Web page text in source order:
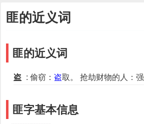
匪的近义词
匪的近义词
盗 : 偷窃： 盗取。 抢劫财物的人：强
匪字基本信息